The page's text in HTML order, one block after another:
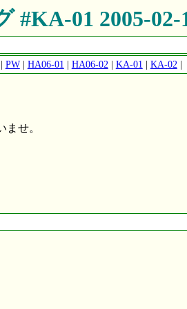
#KA-01 2005-02-
| PW| HA06-01 | HA06-02 | KA-01 | KA-02 |
ませ。